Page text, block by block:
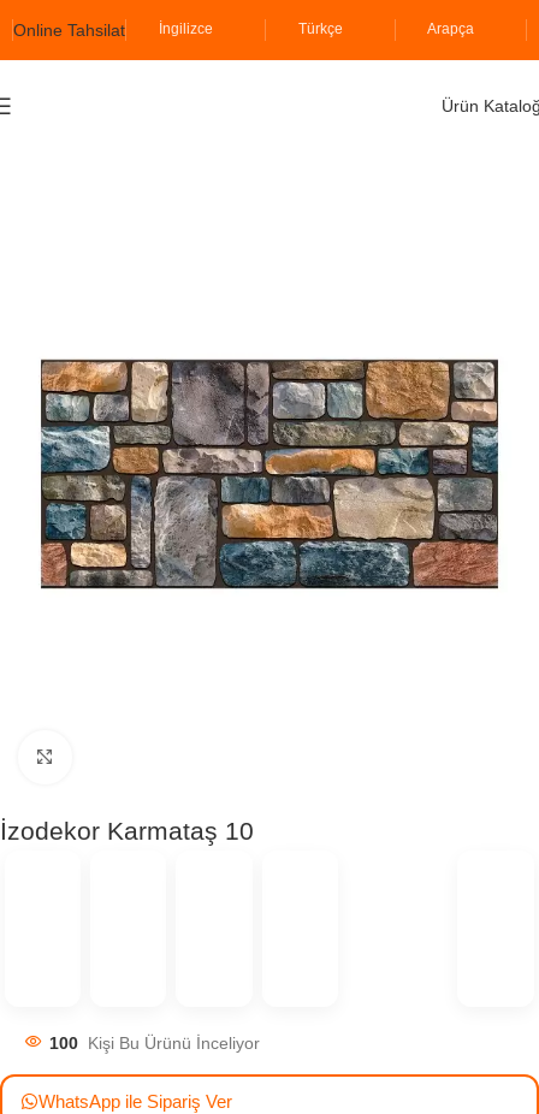
Online Tahsilat İngilizce Türkçe Arapça
Ürün
İzodekor Karmataş 10
100 Kişi Bu Ürünü İnceliyor
WhatsApp ile Sipariş Ver